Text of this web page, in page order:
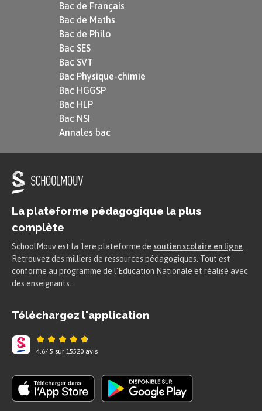
Bac de Français
Bac de Maths
Bac de Philo
Bac SES
Bac SVT
Bac Physique-chimie
Bac HGGSP
Bac HLP
Bac NSI
Annales bac
La plateforme pédagogique la plus
complète
SchoolMouv est la 1ere plateforme de soutien scolaire en ligne
Retrouvez des milliers de ressources pédagogiques. Tout est
conforme au programme de l'Education Nationale et réalisé avec
des enseignants.
Téléchargez l'application
4.6/ 5 sur 15520 avis